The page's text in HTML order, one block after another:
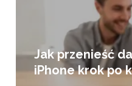
Jak przenieść
iPhone krok po